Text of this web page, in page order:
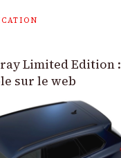
Limited Edition :
sur le web